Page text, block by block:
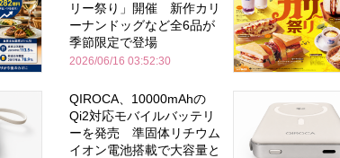
リー祭り」開催 新作カリ
ーナンドッグなど全6品が
季節限定で登場
2026/06/16 03:52:30
QIROCA、10000mAhの
Qi2対応モバイルバッテリ
ーを発売 準固体リチウム
イオン電池搭載で大容量と